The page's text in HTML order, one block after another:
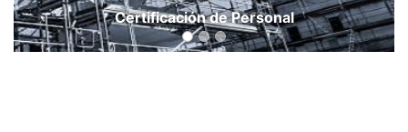
Certificación de Personal